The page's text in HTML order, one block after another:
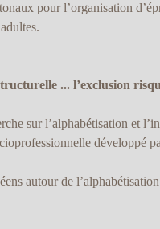
pour l’organisation
... l’exclusion
sur l’alphabétisation et
développé
autour de